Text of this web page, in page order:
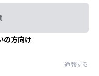
の方向け
通報する